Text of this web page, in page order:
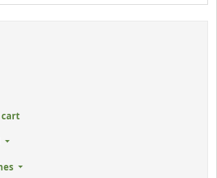
cart